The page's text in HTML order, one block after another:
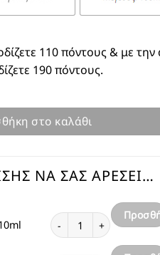
110 πόντους & με
190 πόντους.
στο καλάθι
ΝΑ ΣΑΣ ΑΡΈΣΕΙ…
Αγνό Λάδι Roll On Si